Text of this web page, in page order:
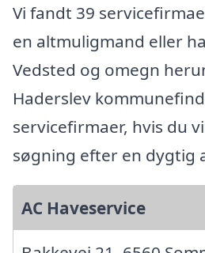
Vi fandt 39
en altmuligmand eller
Vedsted og omegn
Haderslev
servicefirmaer, hvis du
søgning efter en dygtig
AC Haveservice